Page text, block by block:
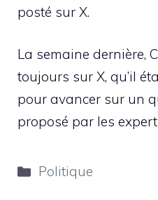
posté sur X.
La semaine dernière,
toujours sur X, qu’il
pour avancer sur un
proposé par les
Catégories
Politique